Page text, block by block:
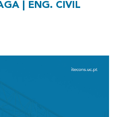
| ENG. CIVIL